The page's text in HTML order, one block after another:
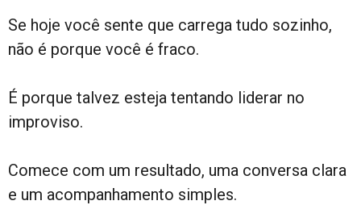
Se hoje você sente que carrega tudo sozinho,
não é porque você é fraco.
É porque talvez esteja tentando liderar no
improviso.
Comece com um resultado, uma conversa clara
e um acompanhamento simples.